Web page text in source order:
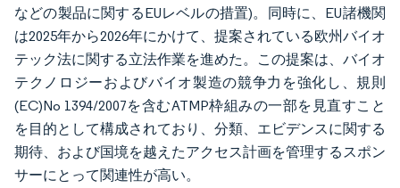
などの製品に関するEUレベルの措置)。同時に、EU諸機関
は2025年から2026年にかけて、提案されている欧州バイオ
テック法に関する立法作業を進めた。この提案は、バイオ
テクノロジーおよびバイオ製造の競争力を強化し、規則
(EC)No 1394/2007を含むATMP枠組みの一部を見直すこと
を目的として構成されており、分類、エビデンスに関する
期待、および国境を越えたアクセス計画を管理するスポン
サーにとって関連性が高い。